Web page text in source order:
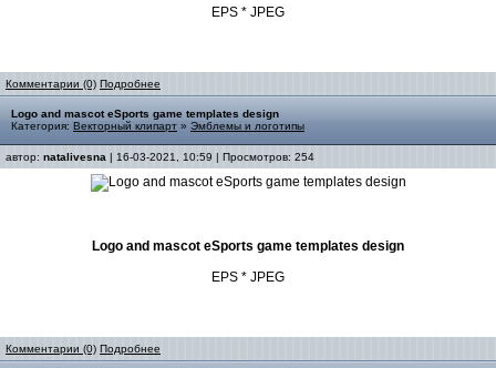
EPS * JPEG
Комментарии (0) Подробнее
Logo and mascot eSports game templates design
Категория: Векторный клипарт » Эмблемы и логотипы
автор: natalivesna | 16-03-2021, 10:59 | Просмотров: 254
Logo and mascot eSports game templates design
EPS * JPEG
Комментарии (0) Подробнее